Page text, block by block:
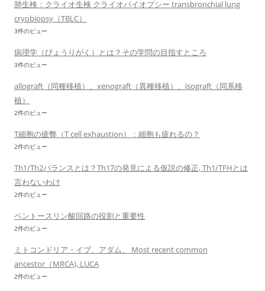
肺生検：クライオ生検 クライオバイオプシー transbronchial lung
cryobiopsy（TBLC）
3件のビュー
病理学（びょうりがく）とは？その学問の目指すところ
3件のビュー
allograft（同種移植）、xenograft（異種移植）、isograft（同系移
植）
2件のビュー
T細胞の疲弊（T cell exhaustion）：細胞も疲れるの？
2件のビュー
Th1/Th2バランスとは？Th17の発見による仮説の修正, Th1/TFHとは
言わないわけ
2件のビュー
ペントースリン酸回路の役割と重要性
2件のビュー
ミトコンドリア・イブ、アダム、 Most recent common
ancestor（MRCA), LUCA
2件のビュー